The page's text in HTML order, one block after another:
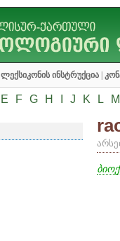
ლექსიკონის ინსტრუქცია
E F G H J K L M
ბიოქ.